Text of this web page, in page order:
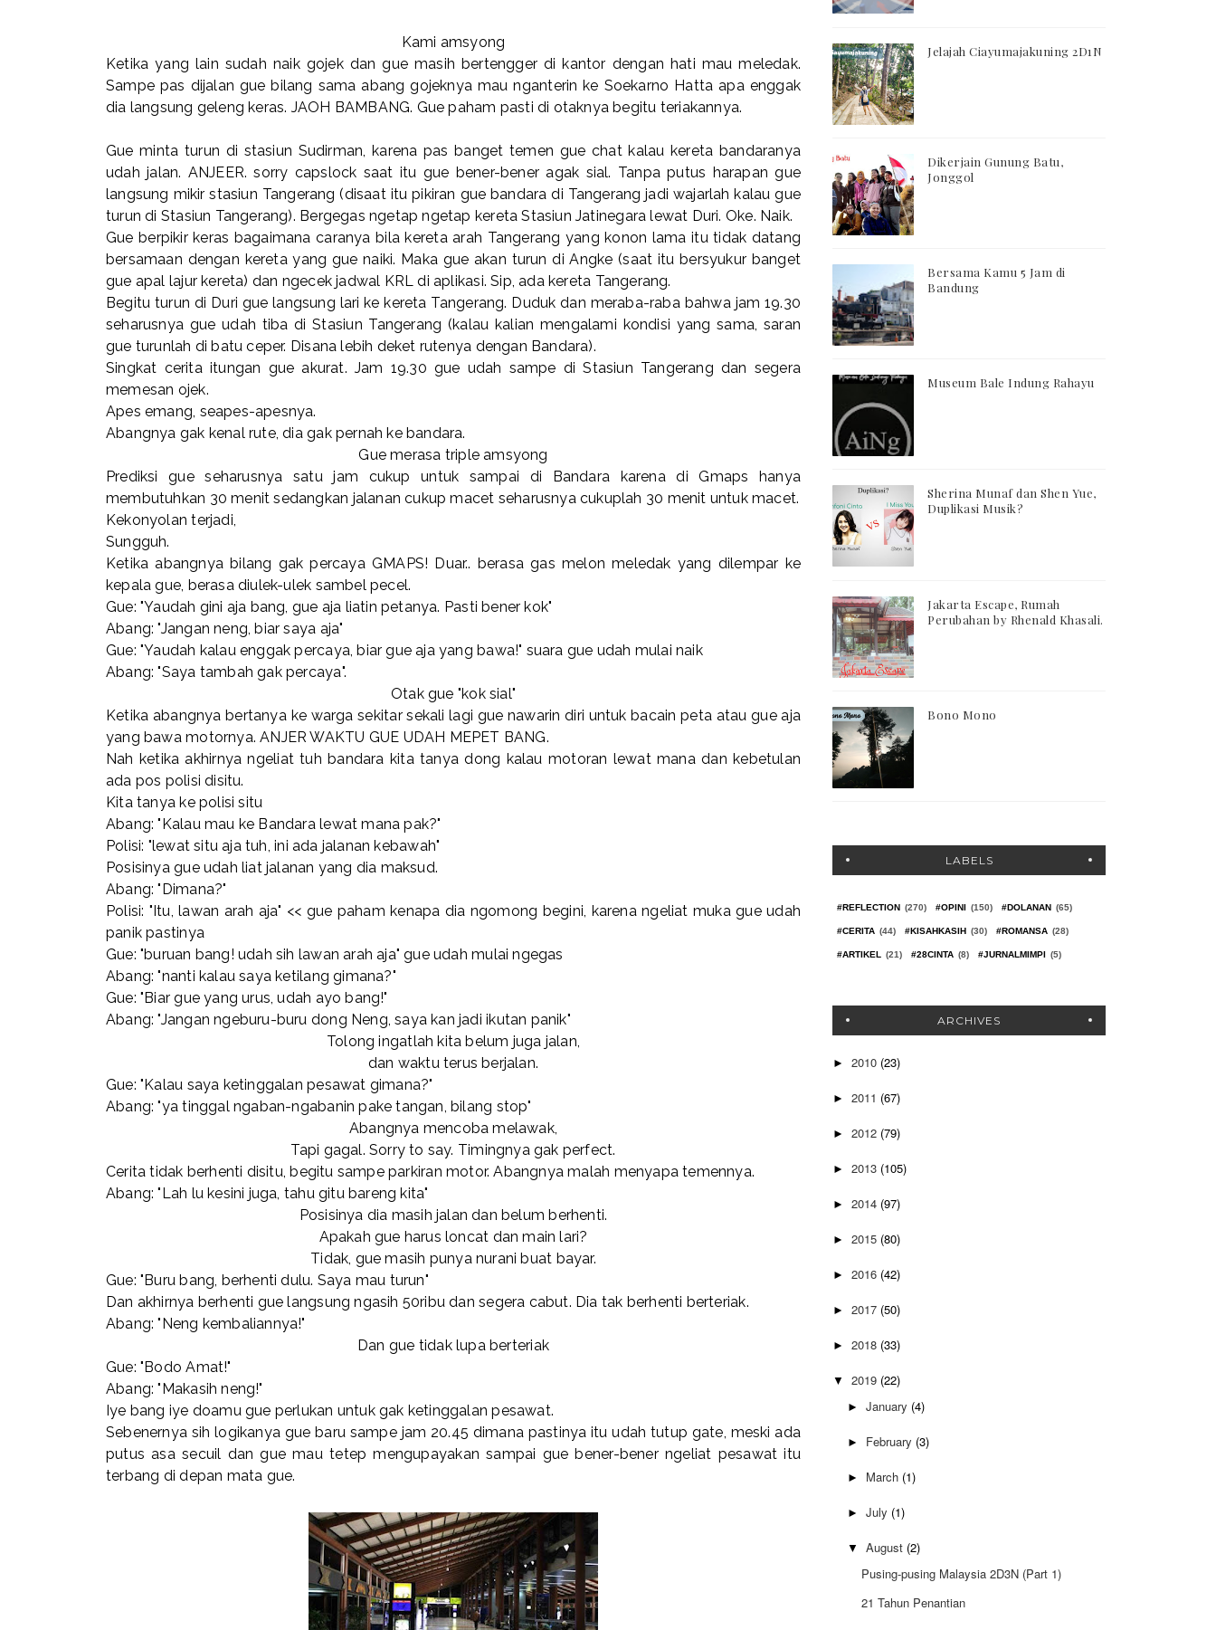
Kami amsyong
Ketika yang lain sudah naik gojek dan gue masih bertengger di kantor dengan hati mau meledak.
Sampe pas dijalan gue bilang sama abang gojeknya mau nganterin ke Soekarno Hatta apa enggak
dia langsung geleng keras. JAOH BAMBANG. Gue paham pasti di otaknya begitu teriakannya.
Gue minta turun di stasiun Sudirman, karena pas banget temen gue chat kalau kereta bandaranya
udah jalan. ANJEER. sorry capslock saat itu gue bener-bener agak sial. Tanpa putus harapan gue
langsung mikir stasiun Tangerang (disaat itu pikiran gue bandara di Tangerang jadi wajarlah kalau gue
turun di Stasiun Tangerang). Bergegas ngetap ngetap kereta Stasiun Jatinegara lewat Duri. Oke. Naik.
Gue berpikir keras bagaimana caranya bila kereta arah Tangerang yang konon lama itu tidak datang
bersamaan dengan kereta yang gue naiki. Maka gue akan turun di Angke (saat itu bersyukur banget
gue apal lajur kereta) dan ngecek jadwal KRL di aplikasi. Sip, ada kereta Tangerang.
Begitu turun di Duri gue langsung lari ke kereta Tangerang. Duduk dan meraba-raba bahwa jam 19.30
seharusnya gue udah tiba di Stasiun Tangerang (kalau kalian mengalami kondisi yang sama, saran
gue turunlah di batu ceper. Disana lebih deket rutenya dengan Bandara).
Singkat cerita itungan gue akurat. Jam 19.30 gue udah sampe di Stasiun Tangerang dan segera
memesan ojek.
Apes emang, seapes-apesnya.
Abangnya gak kenal rute, dia gak pernah ke bandara.
Gue merasa triple amsyong
Prediksi gue seharusnya satu jam cukup untuk sampai di Bandara karena di Gmaps hanya
membutuhkan 30 menit sedangkan jalanan cukup macet seharusnya cukuplah 30 menit untuk macet.
Kekonyolan terjadi,
Sungguh.
Ketika abangnya bilang gak percaya GMAPS! Duar.. berasa gas melon meledak yang dilempar ke
kepala gue, berasa diulek-ulek sambel pecel.
Gue: "Yaudah gini aja bang, gue aja liatin petanya. Pasti bener kok"
Abang: "Jangan neng, biar saya aja"
Gue: "Yaudah kalau enggak percaya, biar gue aja yang bawa!" suara gue udah mulai naik
Abang: "Saya tambah gak percaya".
Otak gue "kok sial"
Ketika abangnya bertanya ke warga sekitar sekali lagi gue nawarin diri untuk bacain peta atau gue aja
yang bawa motornya. ANJER WAKTU GUE UDAH MEPET BANG.
Nah ketika akhirnya ngeliat tuh bandara kita tanya dong kalau motoran lewat mana dan kebetulan
ada pos polisi disitu.
Kita tanya ke polisi situ
Abang: "Kalau mau ke Bandara lewat mana pak?"
Polisi: "lewat situ aja tuh, ini ada jalanan kebawah"
Posisinya gue udah liat jalanan yang dia maksud.
Abang: "Dimana?"
Polisi: "Itu, lawan arah aja" << gue paham kenapa dia ngomong begini, karena ngeliat muka gue udah
panik pastinya
Gue: "buruan bang! udah sih lawan arah aja" gue udah mulai ngegas
Abang: "nanti kalau saya ketilang gimana?"
Gue: "Biar gue yang urus, udah ayo bang!"
Abang: "Jangan ngeburu-buru dong Neng, saya kan jadi ikutan panik"
Tolong ingatlah kita belum juga jalan,
dan waktu terus berjalan.
Gue: "Kalau saya ketinggalan pesawat gimana?"
Abang: "ya tinggal ngaban-ngabanin pake tangan, bilang stop"
Abangnya mencoba melawak,
Tapi gagal. Sorry to say. Timingnya gak perfect.
Cerita tidak berhenti disitu, begitu sampe parkiran motor. Abangnya malah menyapa temennya.
Abang: "Lah lu kesini juga, tahu gitu bareng kita"
Posisinya dia masih jalan dan belum berhenti.
Apakah gue harus loncat dan main lari?
Tidak, gue masih punya nurani buat bayar.
Gue: "Buru bang, berhenti dulu. Saya mau turun"
Dan akhirnya berhenti gue langsung ngasih 50ribu dan segera cabut. Dia tak berhenti berteriak.
Abang: "Neng kembaliannya!"
Dan gue tidak lupa berteriak
Gue: "Bodo Amat!"
Abang: "Makasih neng!"
Iye bang iye doamu gue perlukan untuk gak ketinggalan pesawat.
Sebenernya sih logikanya gue baru sampe jam 20.45 dimana pastinya itu udah tutup gate, meski ada
putus asa secuil dan gue mau tetep mengupayakan sampai gue bener-bener ngeliat pesawat itu
terbang di depan mata gue.
Jelajah Ciayumajakuning 2D1N
Dikerjain Gunung Batu,
Jonggol
Bersama Kamu 5 Jam di
Bandung
Museum Bale Indung Rahayu
Sherina Munaf dan Shen Yue,
Duplikasi Musik?
Jakarta Escape, Rumah
Perubahan by Rhenald Khasali.
Bono Mono
LABELS
#REFLECTION (270) #OPINI (150) #DOLANAN (65)
#CERITA (44) #KISAHKASIH (30) #ROMANSA (28)
#ARTIKEL (21) #28CINTA (8) #JURNALMIMPI (5)
ARCHIVES
► 2010 (23)
► 2011 (67)
► 2012 (79)
► 2013 (105)
► 2014 (97)
► 2015 (80)
► 2016 (42)
► 2017 (50)
► 2018 (33)
▼ 2019 (22)
► January (4)
► February (3)
► March (1)
► July (1)
▼ August (2)
Pusing-pusing Malaysia 2D3N (Part 1)
21 Tahun Penantian